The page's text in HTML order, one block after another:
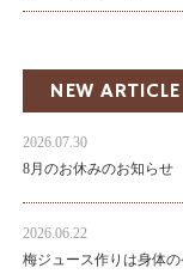
NEW ARTICLE
2026.07.30
8月のお休みのお知らせ
2026.06.22
梅ジュース作りは身体